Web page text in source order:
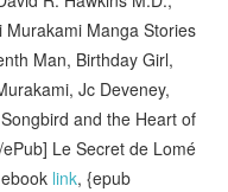
Murakami Manga Stories
Man, Birthday Girl,
Jc Deveney,
and the Heart of
ePub] Le Secret de Lomé
link, {epub